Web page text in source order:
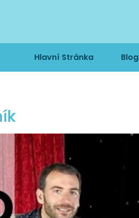
Hlavní Stránka Blog